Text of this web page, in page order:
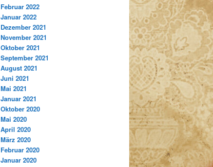
Februar 2022
Januar 2022
Dezember 2021
November 2021
Oktober 2021
September 2021
August 2021
Juni 2021
Mai 2021
Januar 2021
Oktober 2020
Mai 2020
April 2020
März 2020
Februar 2020
Januar 2020